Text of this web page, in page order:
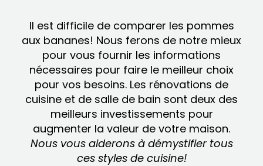
Il est difficile de comparer les pommes
aux bananes! Nous ferons de notre mieux
pour vous fournir les informations
nécessaires pour faire le meilleur choix
pour vos besoins. Les rénovations de
cuisine et de salle de bain sont deux des
meilleurs investissements pour
augmenter la valeur de votre maison.
Nous vous aiderons à démystifier tous
ces styles de cuisine!